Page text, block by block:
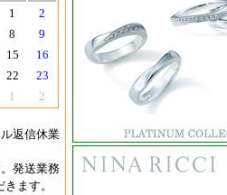
1
2
8
9
15
16
22
23
1 2
返信休業
発送業務
ます。